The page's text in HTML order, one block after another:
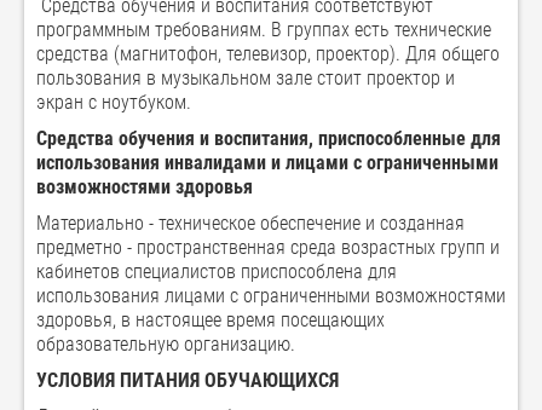
Средства обучения и воспитания соответствуют
программным требованиям. В группах есть технические
средства (магнитофон, телевизор, проектор). Для общего
пользования в музыкальном зале стоит проектор и
экран с ноутбуком.
Средства обучения и воспитания, приспособленные для
использования инвалидами и лицами с ограниченными
возможностями здоровья
Материально - техническое обеспечение и созданная
предметно - пространственная среда возрастных групп и
кабинетов специалистов приспособлена для
использования лицами с ограниченными возможностями
здоровья, в настоящее время посещающих
образовательную организацию.
УСЛОВИЯ ПИТАНИЯ ОБУЧАЮЩИХСЯ